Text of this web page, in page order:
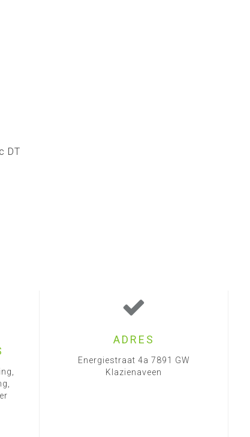
DT
ADRES
Energiestraat 4a 7891 GW
Klazienaveen